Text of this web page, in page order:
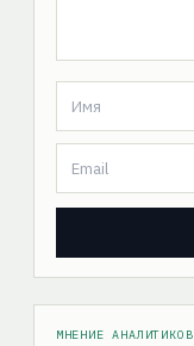
МНЕНИЕ АНАЛИТИКОВ